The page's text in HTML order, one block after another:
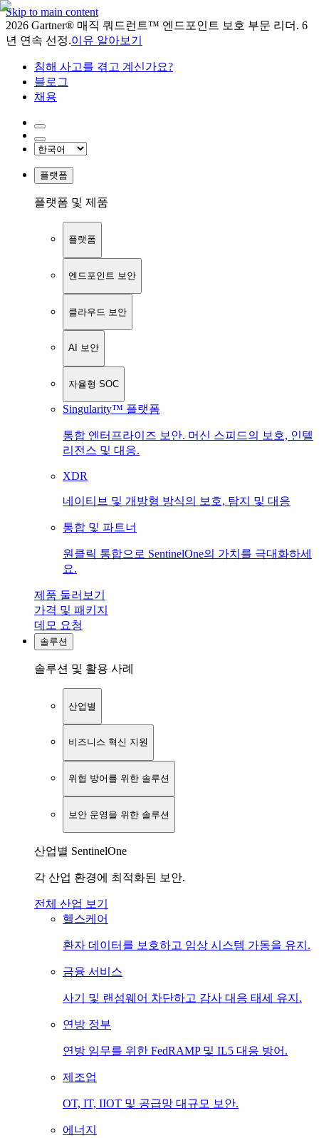
Skip to main content
2026 Gartner® 매직 쿼드런트™ 엔드포인트 보호 부문 리더. 6
년 연속 선정.이유 알아보기
침해 사고를 겪고 계신가요?
블로그
채용
플랫폼
플랫폼 및 제품
플랫폼
엔드포인트 보안
클라우드 보안
AI 보안
자율형 SOC
Singularity™ 플랫폼
통합 엔터프라이즈 보안. 머신 스피드의 보호, 인텔
리전스 및 대응.
XDR
네이티브 및 개방형 방식의 보호, 탐지 및 대응
통합 및 파트너
원클릭 통합으로 SentinelOne의 가치를 극대화하세
요.
제품 둘러보기
가격 및 패키지
데모 요청
솔루션
솔루션 및 활용 사례
산업별
비즈니스 혁신 지원
위협 방어를 위한 솔루션
보안 운영을 위한 솔루션
산업별 SentinelOne
각 산업 환경에 최적화된 보안.
전체 산업 보기
헬스케어
환자 데이터를 보호하고 임상 시스템 가동을 유지.
금융 서비스
사기 및 랜섬웨어 차단하고 감사 대응 태세 유지.
연방 정부
연방 임무를 위한 FedRAMP 및 IL5 대응 방어.
제조업
OT, IT, IIOT 및 공급망 대규모 보안.
에너지